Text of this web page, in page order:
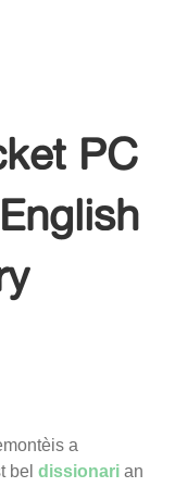
PC
a
beldissionari an